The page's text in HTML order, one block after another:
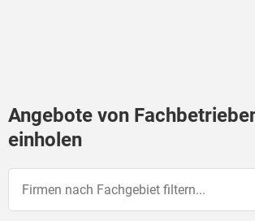
Angebote von
einholen